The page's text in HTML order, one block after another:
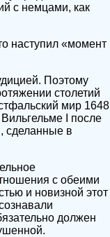
с немцами, как
наступил «момент
Поэтому
столетий
мир 1648
I после
сделанные в
с обеими
и новизной этот
должен